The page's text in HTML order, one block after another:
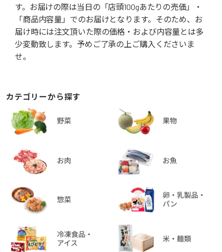
す。お届けの際は当日の「店頭100gあたりの売価」・
「商品内容量」でのお届けとなります。そのため、お
届け時には注文頂いた際の価格・および内容量とは多
少変動致します。予めご了承の上ご購入くださいま
せ。
カテゴリーから探す